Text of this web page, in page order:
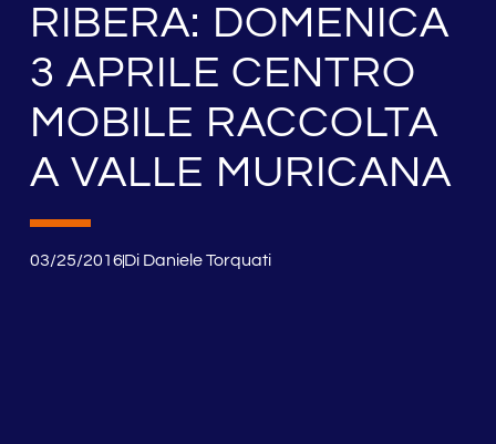
RIBERA: DOMENICA
3 APRILE CENTRO
MOBILE RACCOLTA
A VALLE MURICANA
03/25/2016DiDaniele Torquati